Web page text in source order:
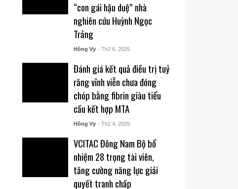
“con gái hậu duệ” nhà
nghiên cứu Huỳnh Ngọc
Trảng
Hồng Vy - Th2 6, 2025
Đánh giá kết quả điều trị tuỷ
răng vĩnh viễn chưa đóng
chóp bằng fibrin giàu tiểu
cầu kết hợp MTA
Hồng Vy - Th2 4, 2025
VCITAC Đông Nam Bộ bổ
nhiệm 28 trọng tài viên,
tăng cường năng lực giải
quyết tranh chấp